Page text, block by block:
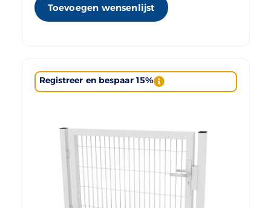
Toevoegen wensenlijst
Registreer en bespaar 15%